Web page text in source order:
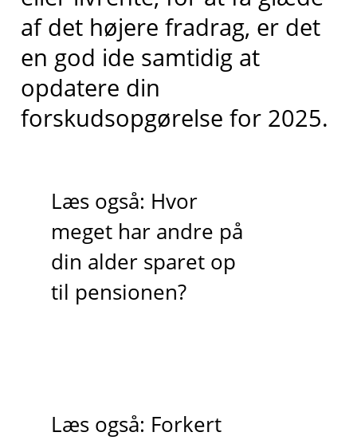
af det højere fradrag, er det
en god ide samtidig at
opdatere din
forskudsopgørelse for 2025.
Læs også: Hvor
meget har andre på
din alder sparet op
til pensionen?
Læs også: Forkert